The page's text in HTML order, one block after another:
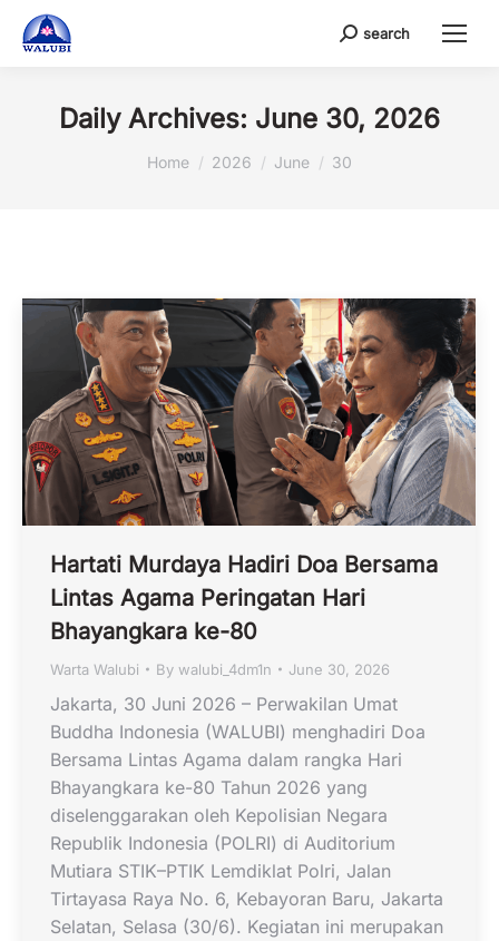
Search:
search
Daily Archives: June 30, 2026
You are here:
Home 2026 June 30
Hartati Murdaya Hadiri Doa Bersama
Lintas Agama Peringatan Hari
Bhayangkara ke-80
Warta Walubi By walubi_4dm1n June 30, 2026
Jakarta, 30 Juni 2026 – Perwakilan Umat
Buddha Indonesia (WALUBI) menghadiri Doa
Bersama Lintas Agama dalam rangka Hari
Bhayangkara ke-80 Tahun 2026 yang
diselenggarakan oleh Kepolisian Negara
Republik Indonesia (POLRI) di Auditorium
Mutiara STIK–PTIK Lemdiklat Polri, Jalan
Tirtayasa Raya No. 6, Kebayoran Baru, Jakarta
Selatan, Selasa (30/6). Kegiatan ini merupakan